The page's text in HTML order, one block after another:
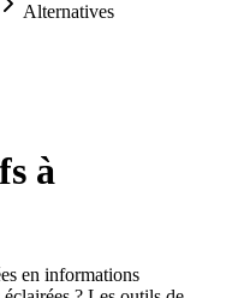
Alternatives
à
en informations